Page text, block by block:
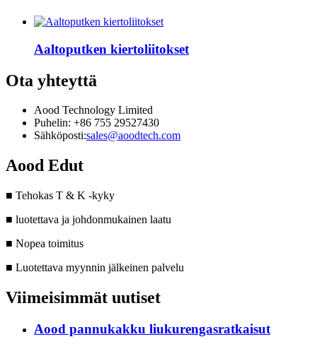
Aaltoputken kiertoliitokset
Ota yhteyttä
Aood Technology Limited
Puhelin: +86 755 29527430
Sähköposti:sales@aoodtech.com
Aood Edut
■ Tehokas T & K -kyky
■ luotettava ja johdonmukainen laatu
■ Nopea toimitus
■ Luotettava myynnin jälkeinen palvelu
Viimeisimmät uutiset
Aood pannukakku liukurengasratkaisut